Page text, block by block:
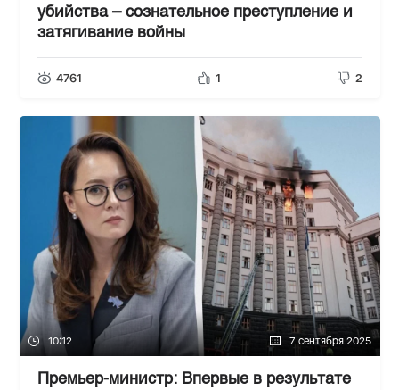
убийства – сознательное преступление и
затягивание войны
4761 1 2
10:12 7 сентября 2025
Премьер-министр: Впервые в результате